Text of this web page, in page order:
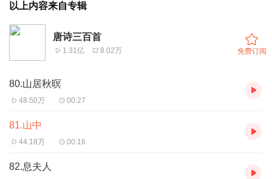
以上内容来自专辑
唐诗三百首
1.31亿 8.02万 免费订阅
80.山居秋暝
48.50万 00:27
81.山中
44.18万 00:16
82.息夫人